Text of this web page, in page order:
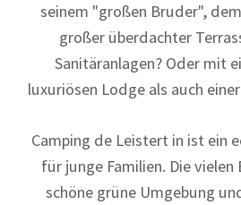
seinem "großen Bruder",
großer überdachter
Sanitäranlagen? Oder mit
luxuriösen Lodge als auch
Camping de Leistert in ist ein
für junge Familien. Die
schöne grüne Umgebung